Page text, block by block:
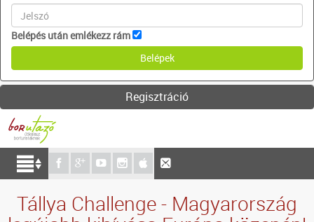
Belépés után emlékezz rám
Regisztráció
Tállya Challenge - Magyarország